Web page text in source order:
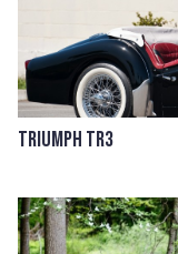
Triumph TR3